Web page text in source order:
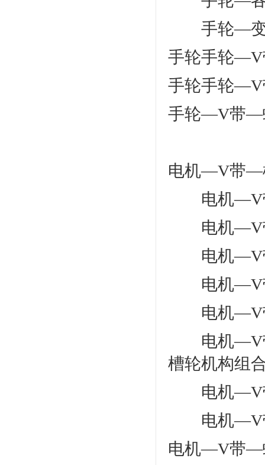
手轮—变
手轮手轮
手轮手轮
手轮—V带—
电机—V带—
电机—V
电机—V带
电机—V
电机—V带
电机—V带
电机—V带
槽轮机构组
电机—V带
电机—V带
电机—V带—